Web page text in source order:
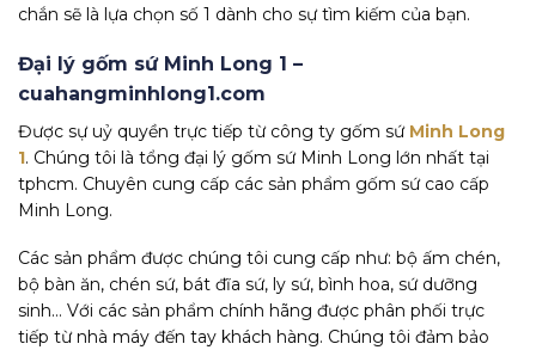
chắn sẽ là lựa chọn số 1 dành cho sự tìm kiếm của bạn.
Đại lý gốm sứ Minh Long 1 –
cuahangminhlong1.com
Được sự uỷ quyền trực tiếp từ công ty gốm sứ Minh Long
1. Chúng tôi là tổng đại lý gốm sứ Minh Long lớn nhất tại
tphcm. Chuyên cung cấp các sản phẩm gốm sứ cao cấp
Minh Long.
Các sản phẩm được chúng tôi cung cấp như: bộ ấm chén,
bộ bàn ăn, chén sứ, bát đĩa sứ, ly sứ, bình hoa, sứ dưỡng
sinh… Với các sản phẩm chính hãng được phân phối trực
tiếp từ nhà máy đến tay khách hàng. Chúng tôi đảm bảo